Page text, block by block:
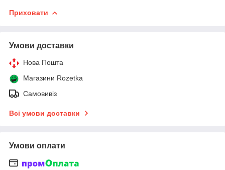
Приховати
Умови доставки
Нова Пошта
Магазини Rozetka
Самовивіз
Всі умови доставки
Умови оплати